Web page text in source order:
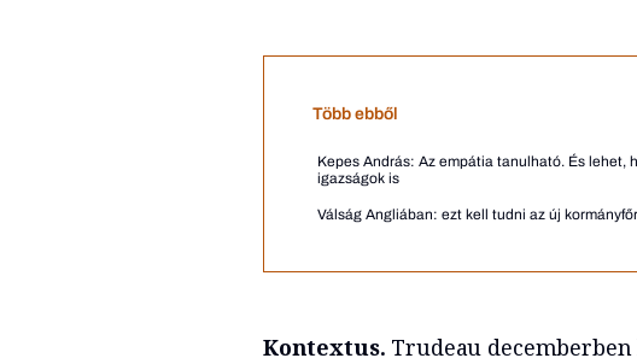
Több ebből
Kepes András: Az empátia tanulható. És
igazságok is
Válság Angliában: ezt kell tudni az új
Kontextus. Trudeau